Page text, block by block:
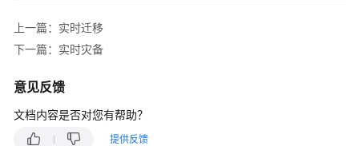
上一篇：实时迁移
下一篇：实时灾备
意见反馈
文档内容是否对您有帮助？
提供反馈